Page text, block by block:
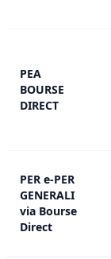
PEA
BOURSE
DIRECT
PER e-PER
GENERALI
via Bourse
Direct